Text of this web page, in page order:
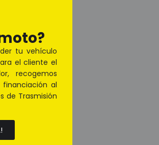
tu vehículo
el cliente el
recogemos
al
de Trasmisión